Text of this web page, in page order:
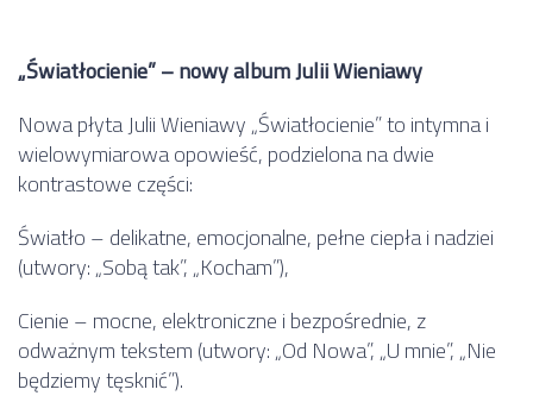
„Światłocienie” – nowy album Julii Wieniawy
Nowa płyta Julii Wieniawy „Światłocienie” to intymna i
wielowymiarowa opowieść, podzielona na dwie
kontrastowe części:
Światło – delikatne, emocjonalne, pełne ciepła i nadziei
(utwory: „Sobą tak”, „Kocham”),
Cienie – mocne, elektroniczne i bezpośrednie, z
odważnym tekstem (utwory: „Od Nowa”, „U mnie”, „Nie
będziemy tęsknić”).